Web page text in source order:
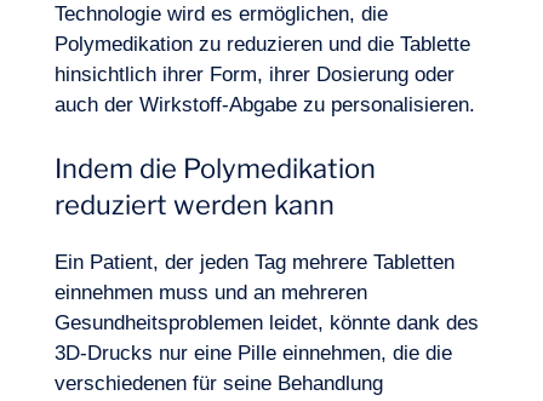
Technologie wird es ermöglichen, die
Polymedikation zu reduzieren und die Tablette
hinsichtlich ihrer Form, ihrer Dosierung oder
auch der Wirkstoff-Abgabe zu personalisieren.
Indem die Polymedikation
reduziert werden kann
Ein Patient, der jeden Tag mehrere Tabletten
einnehmen muss und an mehreren
Gesundheitsproblemen leidet, könnte dank des
3D-Drucks nur eine Pille einnehmen, die die
verschiedenen für seine Behandlung